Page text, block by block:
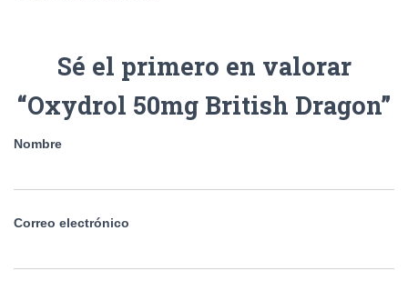
Sé el primero en valorar
“Oxydrol 50mg British Dragon”
Nombre
Correo electrónico